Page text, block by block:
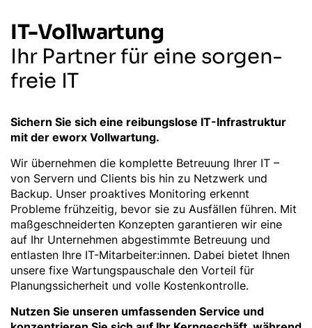
IT-Vollwartung
Ihr Partner für eine sorgen-
freie IT
Sichern Sie sich eine reibungslose IT-Infrastruktur
mit der eworx Vollwartung.
Wir übernehmen die komplette Betreuung Ihrer IT –
von Servern und Clients bis hin zu Netzwerk und
Backup. Unser proaktives Monitoring erkennt
Probleme frühzeitig, bevor sie zu Ausfällen führen. Mit
maßgeschneiderten Konzepten garantieren wir eine
auf Ihr Unternehmen abgestimmte Betreuung und
entlasten Ihre IT-Mitarbeiter:innen. Dabei bietet Ihnen
unsere fixe Wartungspauschale den Vorteil für
Planungssicherheit und volle Kostenkontrolle.
Nutzen Sie unseren umfassenden Service und